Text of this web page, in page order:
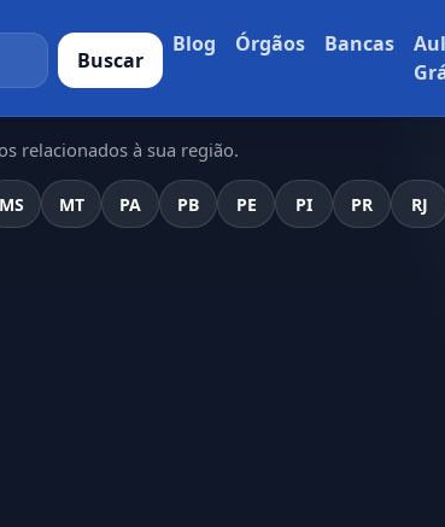
Buscar
Blog Órgãos Bancas
relacionados à sua região.
MS MT PA PB PE PI PR RJ